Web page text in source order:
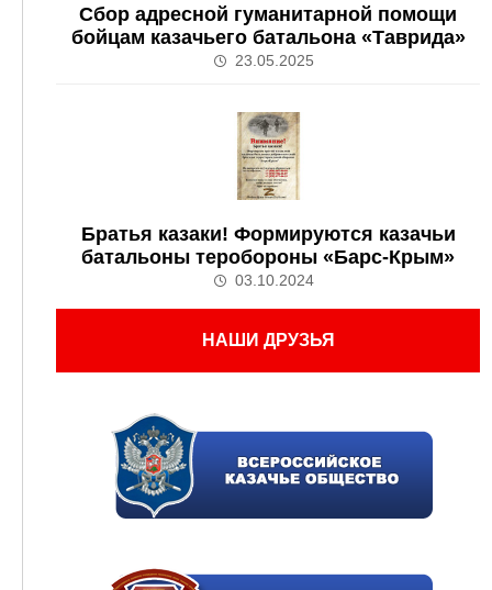
Сбор адресной гуманитарной помощи
бойцам казачьего батальона «Таврида»
23.05.2025
Братья казаки! Формируются казачьи
батальоны теробороны «Барс-Крым»
03.10.2024
НАШИ ДРУЗЬЯ